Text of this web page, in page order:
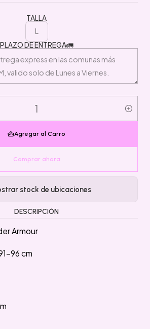
TALLA
L
PLAZO DE ENTREGA🚛
Agregar al Carro
Comprar ahora
stock de ubicaciones
DESCRIPCIÓN
Armour
96 cm